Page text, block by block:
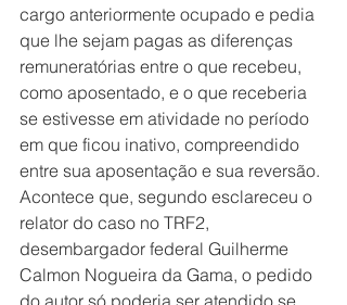
cargo anteriormente ocupado e pedia
que lhe sejam pagas as diferenças
remuneratórias entre o que recebeu,
como aposentado, e o que receberia
se estivesse em atividade no período
em que ficou inativo, compreendido
entre sua aposentação e sua reversão.
Acontece que, segundo esclareceu o
relator do caso no TRF2,
desembargador federal Guilherme
Calmon Nogueira da Gama, o pedido
do autor só poderia ser atendido se